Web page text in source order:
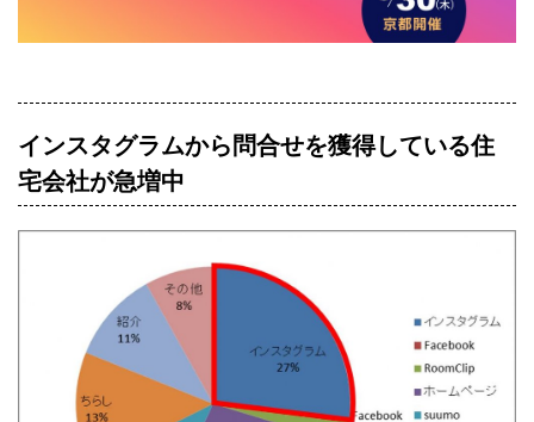
インスタグラムから問合せを獲得している住
宅会社が急増中